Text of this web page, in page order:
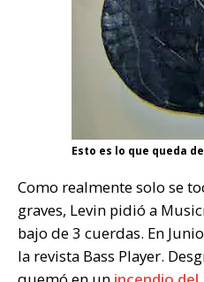
Esto es lo que queda
Como realmente solo se
graves, Levin pidió a
bajo de 3 cuerdas. En
la revista Bass Player.